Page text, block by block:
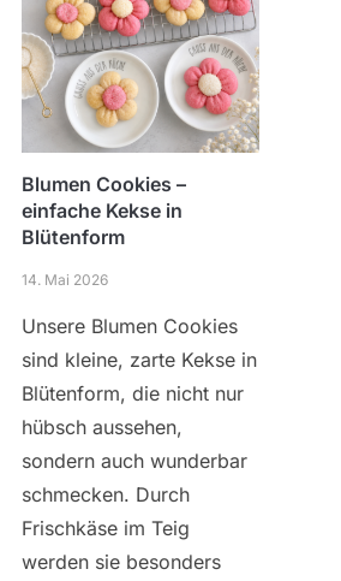
Blumen Cookies –
einfache Kekse in
Blütenform
14. Mai 2026
Unsere Blumen Cookies
sind kleine, zarte Kekse in
Blütenform, die nicht nur
hübsch aussehen,
sondern auch wunderbar
schmecken. Durch
Frischkäse im Teig
werden sie besonders